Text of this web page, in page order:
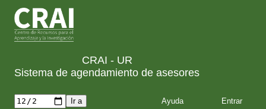
CRAI - UR
Sistema de agendamiento de asesores
Ayuda